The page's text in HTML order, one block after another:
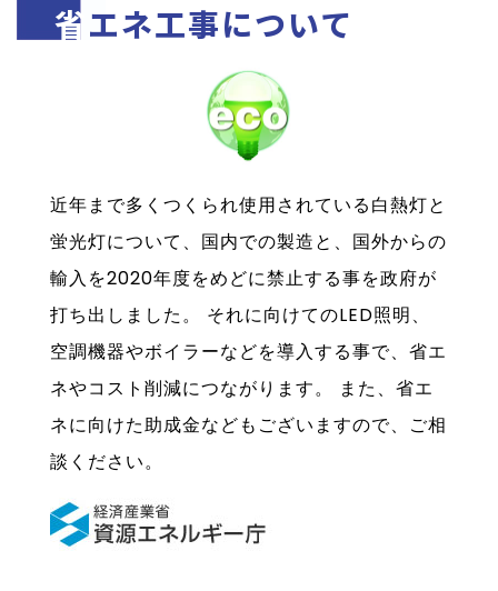
省エネ工事について
近年まで多くつくられ使用されている白熱灯と
蛍光灯について、国内での製造と、国外からの
輸入を2020年度をめどに禁止する事を政府が
打ち出しました。 それに向けてのLED照明、
空調機器やボイラーなどを導入する事で、省エ
ネやコスト削減につながります。 また、省エ
ネに向けた助成金などもございますので、ご相
談ください。